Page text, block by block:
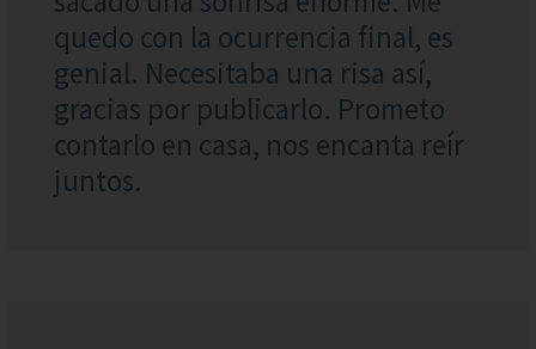
quedo con la ocurrencia final, es
genial. Necesitaba una risa así,
gracias por publicarlo. Prometo
contarlo en casa, nos encanta reír
juntos.